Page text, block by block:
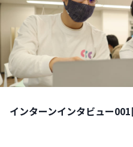
インターンインタビュー